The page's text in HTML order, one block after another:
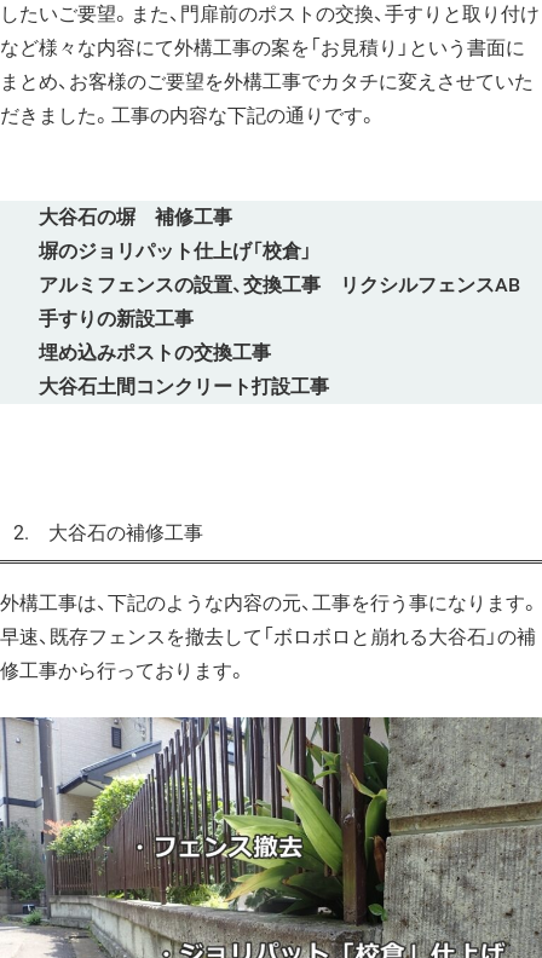
したいご要望。また、門扉前のポストの交換、手すりと取り付け
など様々な内容にて外構工事の案を「お見積り」という書面に
まとめ、お客様のご要望を外構工事でカタチに変えさせていた
だきました。工事の内容な下記の通りです。
大谷石の塀 補修工事
塀のジョリパット仕上げ「校倉」
アルミフェンスの設置、交換工事 リクシルフェンスAB
手すりの新設工事
埋め込みポストの交換工事
大谷石土間コンクリート打設工事
2. 大谷石の補修工事
外構工事は、下記のような内容の元、工事を行う事になります。
早速、既存フェンスを撤去して 「ボロボロと崩れる大谷石」の補
修工事から行っております。